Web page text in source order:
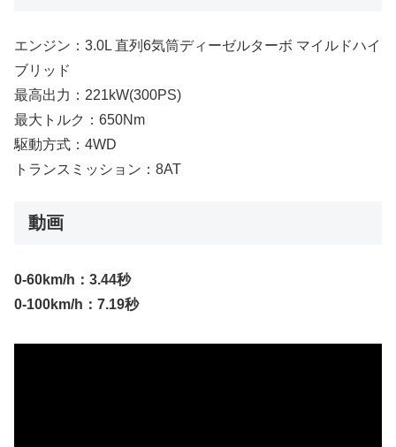
エンジン：3.0L 直列6気筒ディーゼルターボ マイルドハイ
ブリッド
最高出力：221kW(300PS)
最大トルク：650Nm
駆動方式：4WD
トランスミッション：8AT
動画
0-60km/h：3.44秒
0-100km/h：7.19秒